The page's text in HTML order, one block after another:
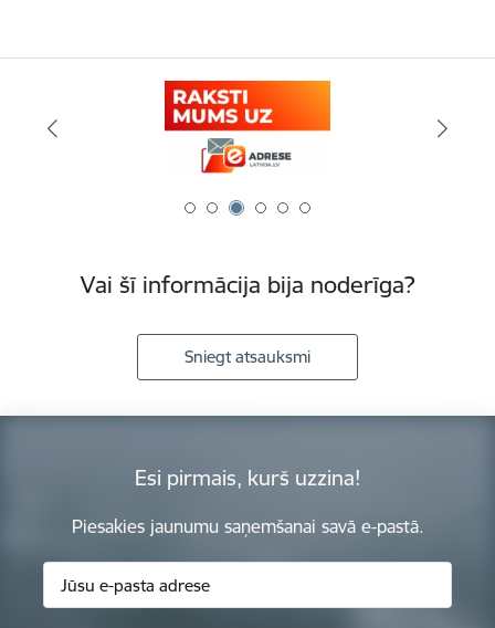
Vai šī informācija bija noderīga?
Sniegt atsauksmi
Esi pirmais, kurš uzzina!
Piesakies jaunumu saņemšanai savā e-pastā.